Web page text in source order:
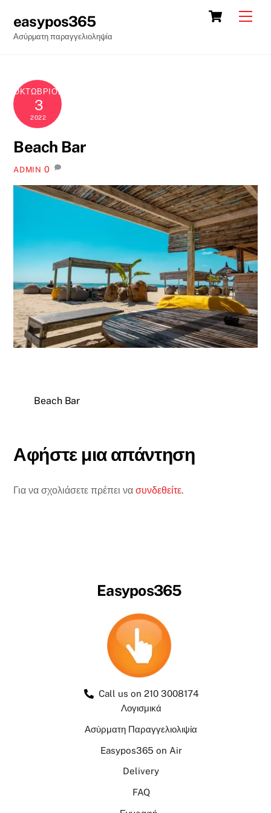
content
Cart
easypos365
Ασύρματη παραγγελιοληψία
ΟΚΤΏΒΡΙΟΣ
3
2022
Beach Bar
ADMIN 0
Beach Bar
Αφήστε μια απάντηση
Για να σχολιάσετε πρέπει νασυνδεθείτε.
Easypos365
Call us on 210 3008174
Λογισμικά
Ασύρματη Παραγγελιολιψία
Easypos365 on Air
Delivery
FAQ